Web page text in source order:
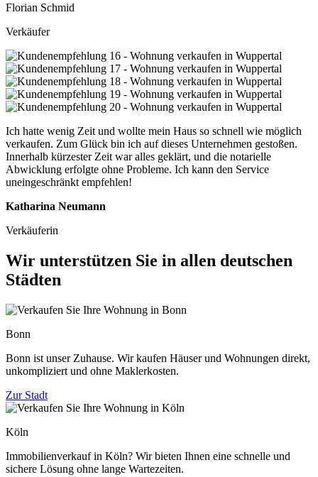
Florian Schmid
Verkäufer
Ich hatte wenig Zeit und wollte mein Haus so schnell wie möglich
verkaufen. Zum Glück bin ich auf dieses Unternehmen gestoßen.
Innerhalb kürzester Zeit war alles geklärt, und die notarielle
Abwicklung erfolgte ohne Probleme. Ich kann den Service
uneingeschränkt empfehlen!
Katharina Neumann
Verkäuferin
Wir unterstützen Sie in allen deutschen
Städten
Bonn
Bonn ist unser Zuhause. Wir kaufen Häuser und Wohnungen direkt,
unkompliziert und ohne Maklerkosten.
Zur Stadt
Köln
Immobilienverkauf in Köln? Wir bieten Ihnen eine schnelle und
sichere Lösung ohne lange Wartezeiten.